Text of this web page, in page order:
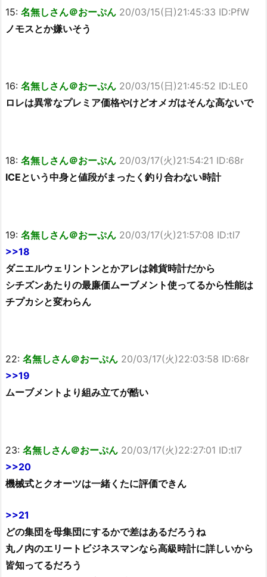
15: 名無しさん＠おーぷん 20/03/15(日)21:45:33 ID:PfW
ノモスとか嫌いそう
16: 名無しさん＠おーぷん 20/03/15(日)21:45:52 ID:LE0
ロレは異常なプレミア価格やけどオメガはそんな高ないで
18: 名無しさん＠おーぷん 20/03/17(火)21:54:21 ID:68r
ICEという中身と値段がまったく釣り合わない時計
19: 名無しさん＠おーぷん 20/03/17(火)21:57:08 ID:tl7
>>18
ダニエルウェリントンとかアレは雑貨時計だから
シチズンあたりの最廉価ムーブメント使ってるから性能は
チプカシと変わらん
22: 名無しさん＠おーぷん 20/03/17(火)22:03:58 ID:68r
>>19
ムーブメントより組み立てが酷い
23: 名無しさん＠おーぷん 20/03/17(火)22:27:01 ID:tl7
>>20
機械式とクオーツは一緒くたに評価できん
>>21
どの集団を母集団にするかで差はあるだろうね
丸ノ内のエリートビジネスマンなら高級時計に詳しいから
皆知ってるだろう